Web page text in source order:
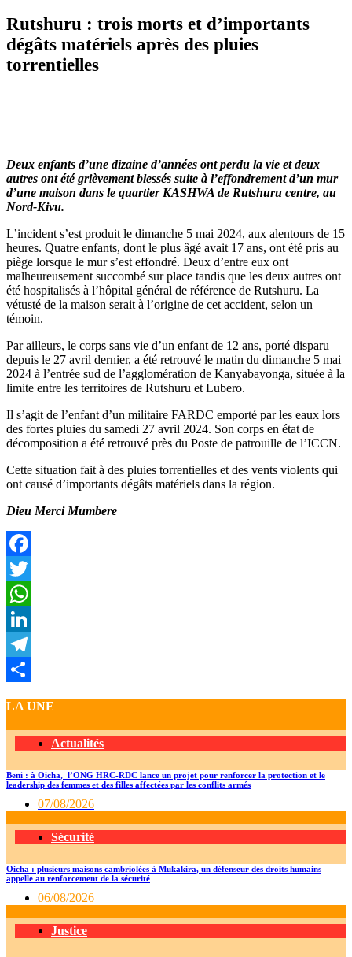
Rutshuru : trois morts et d’importants
dégâts matériels après des pluies
torrentielles
Deux enfants d’une dizaine d’années ont perdu la vie et deux
autres ont été grièvement blessés suite à l’effondrement d’un mur
d’une maison dans le quartier KASHWA de Rutshuru centre, au
Nord-Kivu.
L’incident s’est produit le dimanche 5 mai 2024, aux alentours de 15
heures. Quatre enfants, dont le plus âgé avait 17 ans, ont été pris au
piège lorsque le mur s’est effondré. Deux d’entre eux ont
malheureusement succombé sur place tandis que les deux autres ont
été hospitalisés à l’hôpital général de référence de Rutshuru. La
vétusté de la maison serait à l’origine de cet accident, selon un
témoin.
Par ailleurs, le corps sans vie d’un enfant de 12 ans, porté disparu
depuis le 27 avril dernier, a été retrouvé le matin du dimanche 5 mai
2024 à l’entrée sud de l’agglomération de Kanyabayonga, située à la
limite entre les territoires de Rutshuru et Lubero.
Il s’agit de l’enfant d’un militaire FARDC emporté par les eaux lors
des fortes pluies du samedi 27 avril 2024. Son corps en état de
décomposition a été retrouvé près du Poste de patrouille de l’ICCN.
Cette situation fait à des pluies torrentielles et des vents violents qui
ont causé d’importants dégâts matériels dans la région.
Dieu Merci Mumbere
Facebook
Twitter
WhatsApp
LinkedIn
Telegram
LA UNE
Actualités
Beni : à Oïcha, l’ONG HRC-RDC lance un projet pour renforcer la protection et le
leadership des femmes et des filles affectées par les conflits armés
07/08/2026
Sécurité
Oicha : plusieurs maisons cambriolées à Mukakira, un défenseur des droits humains
appelle au renforcement de la sécurité
06/08/2026
Justice